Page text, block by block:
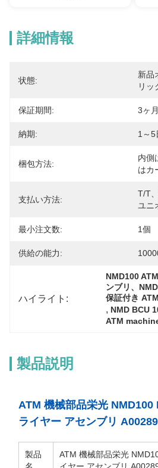
詳細情報
状態:
新品
リッ
保証期間: 3ヶ月
納期: 1～5
梱包方法:
内側
はカ
支払い方法:
T/T
ユニ
最小注文数: 1個
供給の能力:
ハイライト:
NMD100
ンブリ、
保証付き
, NMD BCU
ATM
製品説明
ATM 機械部品栄光 NMD100
ライヤー アセンブリ
製品
ATM 機械部品栄光